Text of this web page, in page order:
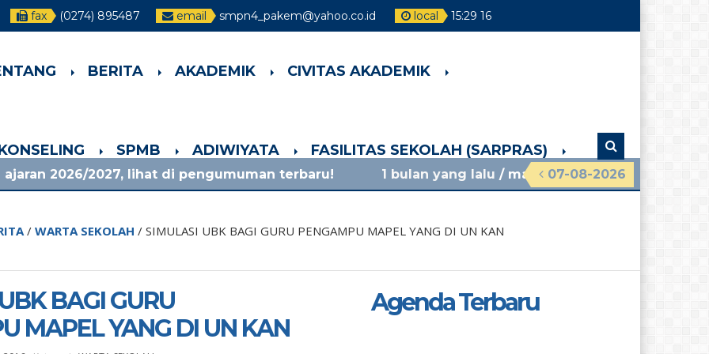
fax (0274) 895487 email smpn4_pakem@yahoo.co.id local 15:29 18
BERITA AKADEMIK CIVITAS AKADEMIK
SPMB ADIWIYATA FASILITAS SEKOLAH (SARPRAS)
07-08-2026
lihat di pengumuman terbaru! 1 bulan yang lalu/ materi sosialisasi mpls ramah 2026 smpn
/ WARTA SEKOLAH / SIMULASI UBK BAGI GURU PENGAMPU MAPEL YANG DI UN KAN
BAGI GURU
MAPEL YANG DI UN KAN
Agenda Terbaru